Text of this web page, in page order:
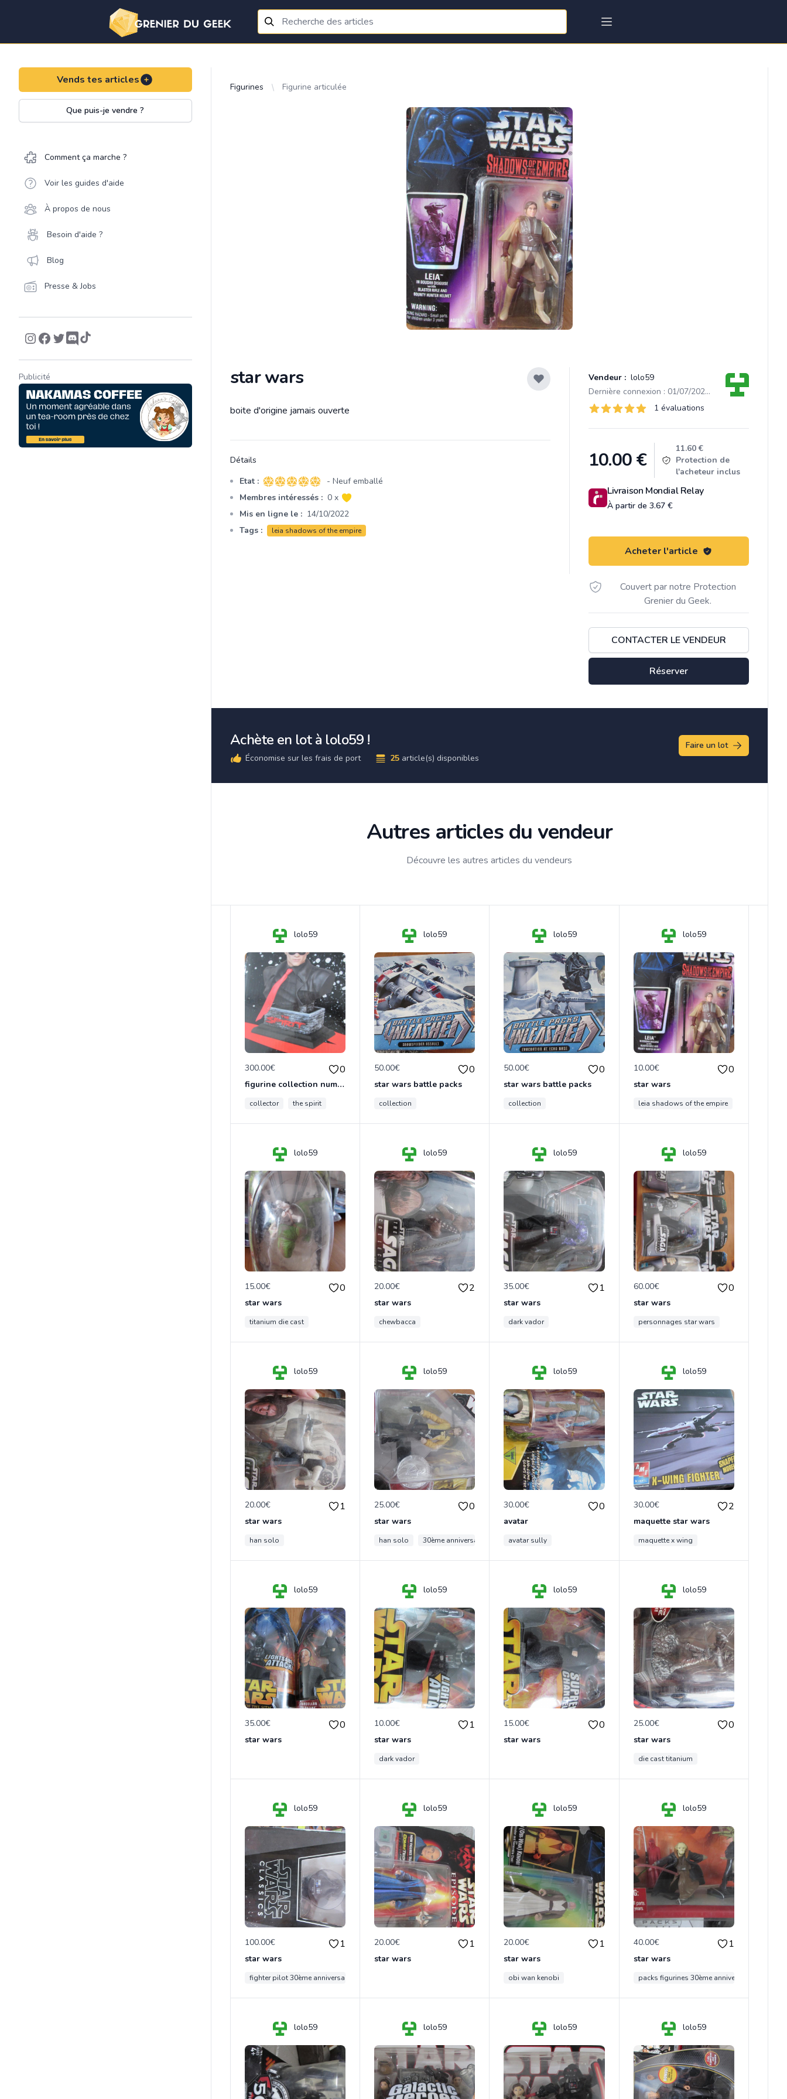
Vends tes articles
Que puis-je vendre ?
Comment ça marche ?
Voir les guides d'aide
À propos de nous
Besoin d'aide ?
Blog
Presse & Jobs
Publicité
Figurines Figurine articulée
star wars Vendeur : lolo59
Dernière connexion : 01/07/2025 10:56
Évaluations
1 sur 5 étoiles 1 évaluations
10.00€
11.60 €
Protection de
l'acheteur inclus
Livraison Mondial Relay
À partir de 3.67 €
Acheter l'article
Couvert par notre Protection
Grenier du Geek.
CONTACTER LE VENDEUR
Réserver
Description
boite d'origine jamais ouverte
Détails
Etat : 5 sur 5 étoiles
- Neuf emballé
Membres intéressés : 0 x
Mis en ligne le : 14/10/2022
Tags :
leia shadows of the empire
Achète en lot à lolo59 !
Économise sur les frais de port 25 article(s) disponibles
Faire un lot
Autres articles du vendeur
Découvre les autres articles du vendeurs
lolo59
300.00€ 0
figurine collection numérotée the spirit
collector the spirit
lolo59
50.00€ 0
star wars battle packs
collection
lolo59
50.00€ 0
star wars battle packs
collection
lolo59
10.00€ 0
star wars
leia shadows of the empire
lolo59
15.00€ 0
star wars
titanium die cast
lolo59
20.00€ 2
star wars
chewbacca
lolo59
35.00€ 1
star wars
dark vador
lolo59
60.00€ 0
star wars
personnages star wars
lolo59
20.00€ 1
star wars
han solo
lolo59
25.00€ 0
star wars
han solo 30ème anniversaire
lolo59
30.00€ 0
avatar
avatar sully
lolo59
30.00€ 2
maquette star wars
maquette x wing
lolo59
35.00€ 0
star wars
lolo59
10.00€ 1
star wars
dark vador
lolo59
15.00€ 0
star wars
lolo59
25.00€ 0
star wars
die cast titanium
lolo59
100.00€ 1
star wars
fighter pilot 30ème anniversaire
lolo59
20.00€ 1
star wars
lolo59
20.00€ 1
star wars
obi wan kenobi
lolo59
40.00€ 1
star wars
packs figurines 30ème anniversaire
lolo59 lolo59 lolo59 lolo59